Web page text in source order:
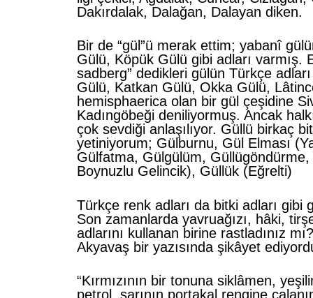
Dakırdalak, Dalağan, Dalayan diken.
Bir de “gül”ü merak ettim; yabanî
Gülü, Köpük Gülü gibi adları varmış.
sadberg” dedikleri gülün Türkçe
Gülü, Katkan Gülü, Okka Gülü,
hemisphaerica olan bir gül çeşidine
Kadıngöbeği deniliyormuş. Ancak
çok sevdiği anlaşılıyor. Güllü birkaç
yetiniyorum; Gülburnu, Gül Elması
Gülfatma, Gülgülüm,
Boynuzlu Gelincik), Güllük (Eğrelti)
Türkçe renk adları da bitki adları gibi
Son zamanlarda yavruağızı, hâki,
adlarını kullanan birine rastladınız
Akyavaş bir yazısında şikâyet
“Kırmızının bir tonuna siklâmen,
petrol, sarının portakal rengine